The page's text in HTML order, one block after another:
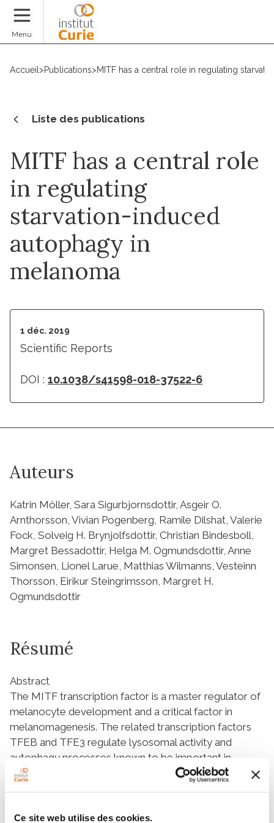
Ce site web utilise des cookies.
Menu
Accueil >Publications>MITF has a central role in regulating
Liste des publications
MITF has a central role
in regulating
starvation-induced
autophagy in
melanoma
1 déc. 2019
Scientific Reports
DOI : 10.1038/s41598-018-37522-6
Auteurs
Katrin Möller, Sara Sigurbjornsdottir, Asgeir O.
Arnthorsson, Vivian Pogenberg, Ramile Dilshat, Valerie
Fock, Solveig H. Brynjolfsdottir, Christian Bindesboll,
Margret Bessadottir, Helga M. Ogmundsdottir, Anne
Simonsen, Lionel Larue, Matthias Wilmanns, Vesteinn
Thorsson, Eirikur Steingrimsson, Margret H.
Ogmundsdottir
Résumé
Abstract
The MITF transcription factor is a master regulator of
melanocyte development and a critical factor in
melanomagenesis. The related transcription factors
TFEB and TFE3 regulate lysosomal activity and
autophagy processes known to be important in
melanoma. Here we show that MITF binds the
melanoma cells. The crystal structure of MITF bound